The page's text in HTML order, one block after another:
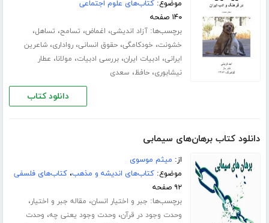
موضوع:کتاب‌های علوم اجتماعی
۱۴۰ صفحه
برچسب‌ها:آزاد اندیشی، اغماض، تسامح، تساهل،
خشونت، خودکامگی،حقوق انسانی،رواداری،شاعرین
ایرانی، ادبیات ایران،بررسی ادبیات، مولانا، عطار
نیشابوری،حافظ، سعدی
دانلود کتاب
دانلود کتاب برهان‌های سیمابی
از: میثم موسوی
موضوع:کتاب‌های اندیشه و مذهب،کتاب‌های فلسفی
۹۲ صفحه
برچسب‌ها: جبر و اختیار انسان، مقاله جبر و اختیار،
وحدت وجود در قرآن، وحدت وجود یعنی چه، وحدت